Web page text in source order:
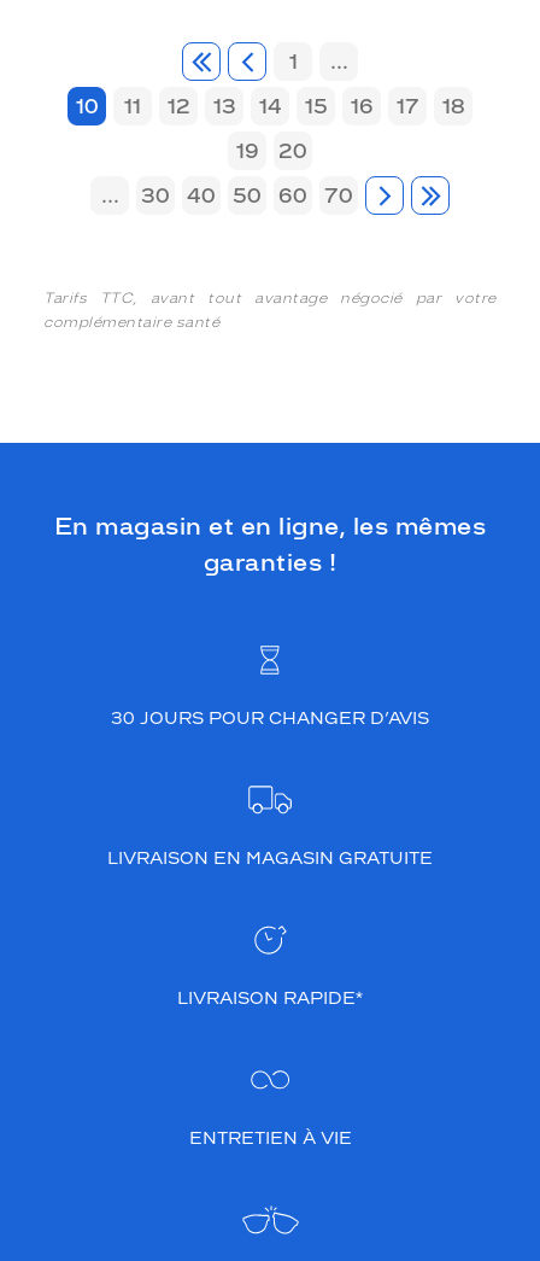
1
...
10
11 12 13 14 15 16 17
18
19
20
...
30 40 50 60 70
Tarifs TTC, avant tout avantage négocié par votre
complémentaire santé
En magasin et en ligne, les mêmes
garanties !
30 JOURS POUR CHANGER D’AVIS
LIVRAISON EN MAGASIN GRATUITE
LIVRAISON RAPIDE*
ENTRETIEN À VIE